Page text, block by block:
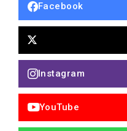
Facebook
Instagram
YouTube